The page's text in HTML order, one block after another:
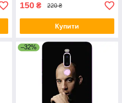
150 ₴ 220 ₴
Купити
–32%